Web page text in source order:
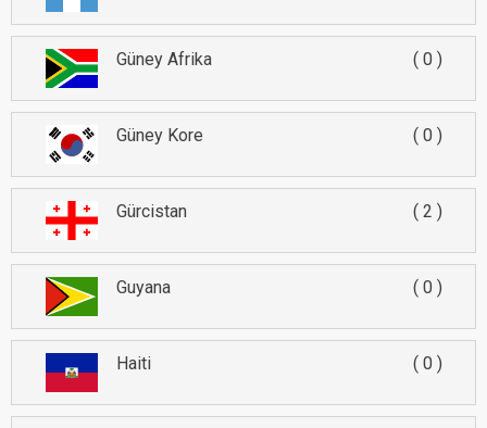
Güney Afrika 0
Güney Kore 0
Gürcistan 2
Guyana 0
Haiti 0